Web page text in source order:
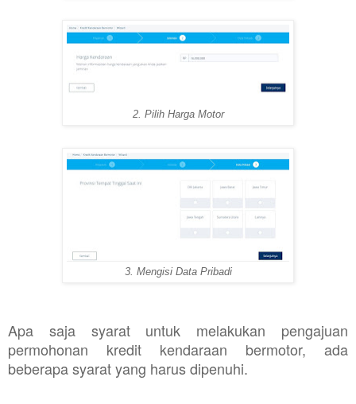
2. Pilih Harga Motor
3. Mengisi Data Pribadi
Apa saja syarat untuk melakukan pengajuan
permohonan kredit kendaraan bermotor, ada
beberapa syarat yang harus dipenuhi.